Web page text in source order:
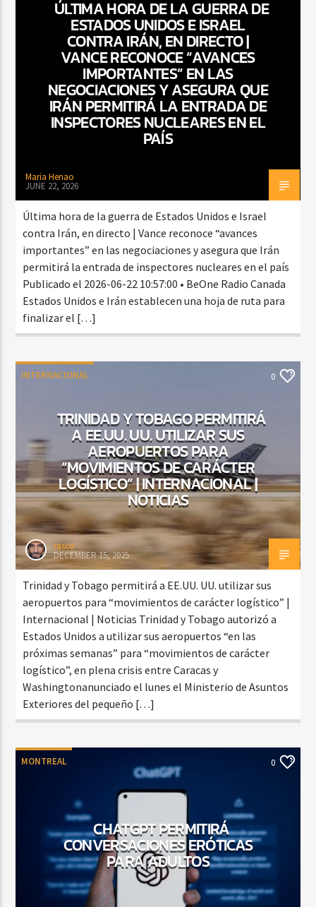
CURRENT SHOW
DJ MIX
2:00 AM
ÚLTIMA HORA DE LA GUERRA DE
ESTADOS UNIDOS E ISRAEL
CONTRA IRÁN, EN DIRECTO |
VANCE RECONOCE “AVANCES
IMPORTANTES” EN LAS
NEGOCIACIONES Y ASEGURA QUE
IRÁN PERMITIRÁ LA ENTRADA DE
INSPECTORES NUCLEARES EN EL
PAÍS
Maria Henao
JUNE 22, 2026
Última hora de la guerra de Estados Unidos e Israel
contra Irán, en directo | Vance reconoce “avances
importantes” en las negociaciones y asegura que Irán
permitirá la entrada de inspectores nucleares en el país
Publicado el 2026-06-22 10:57:00 • BeOne Radio Canada
Estados Unidos e Irán establecen una hoja de ruta para
finalizar el […]
INTERNACIONAL 0
TRINIDAD Y TOBAGO PERMITIRÁ
A EE.UU. UU. UTILIZAR SUS
AEROPUERTOS PARA
“MOVIMIENTOS DE CARÁCTER
LOGÍSTICO” | INTERNACIONAL |
NOTICIAS
rasco
DECEMBER 15, 2025
Trinidad y Tobago permitirá a EE.UU. UU. utilizar sus
aeropuertos para “movimientos de carácter logístico” |
Internacional | Noticias Trinidad y Tobago autorizó a
Estados Unidos a utilizar sus aeropuertos “en las
próximas semanas” para “movimientos de carácter
logístico”, en plena crisis entre Caracas y
Washingtonanunciado el lunes el Ministerio de Asuntos
Exteriores del pequeño […]
MONTREAL 0
CHATGPT PERMITIRÁ
CONVERSACIONES ERÓTICAS
PARA ADULTOS